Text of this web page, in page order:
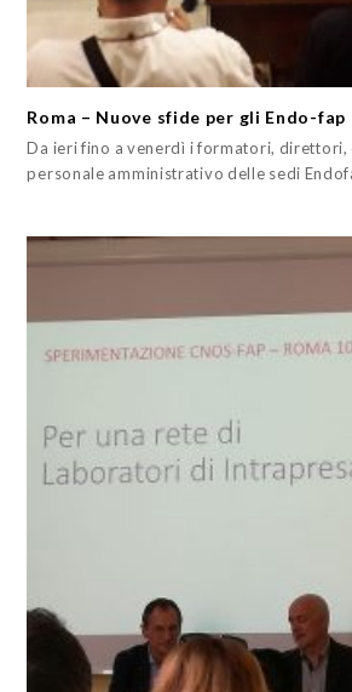
Roma – Nuove sfide per gli Endo-fap
Da ieri fino a venerdì i formatori,
personale amministrativo delle sedi